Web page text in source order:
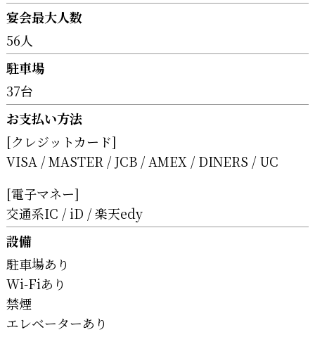
宴会最大人数
56人
駐車場
37台
お支払い方法
[クレジットカード]
VISA
MASTER JCB AMEX DINERS
UC
[電子マネー]
交通系IC
iD
楽天edy
設備
駐車場あり
Wi-Fiあり
禁煙
エレベーターあり